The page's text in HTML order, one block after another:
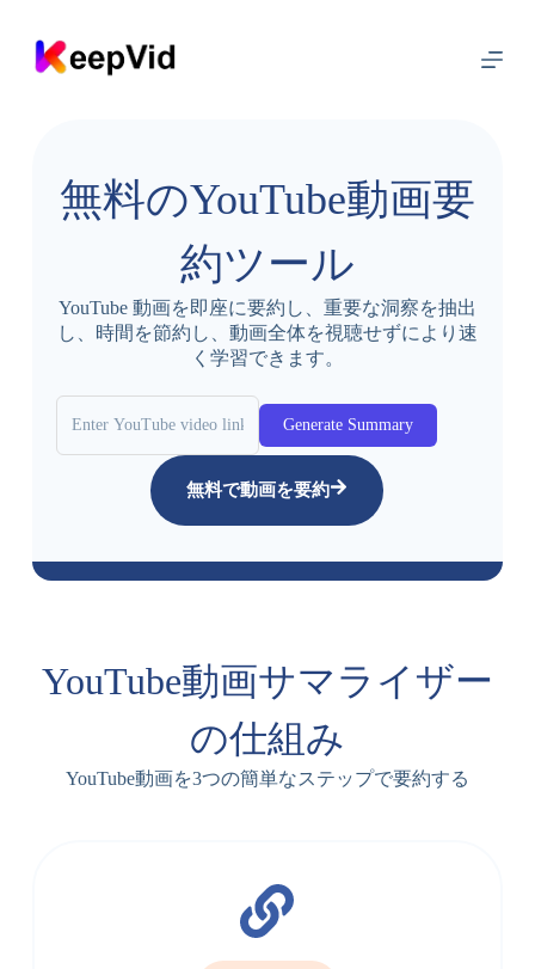
ン
テ
無料のYouTube動画要
約ツール
YouTube 動画を即座に要約し、重要な洞察を抽出
し、時間を節約し、動画全体を視聴せずにより速
く学習できます。
Generate Summary
無料で動画を要約
YouTube動画サマライザー
の仕組み
YouTube動画を3つの簡単なステップで要約する